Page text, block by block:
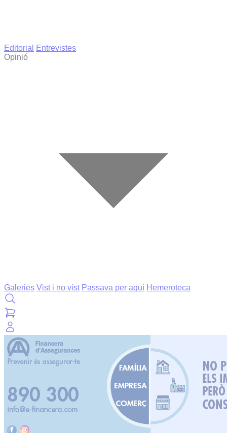
Editorial
Entrevistes
Opinió
Galeries Vist i no vist Passava per aquí Hemeroteca